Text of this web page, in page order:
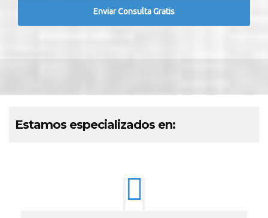
Estamos especializados en: